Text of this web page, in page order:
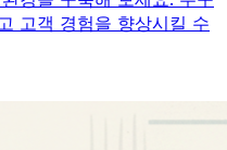
고객 경험을 향상시킬 수